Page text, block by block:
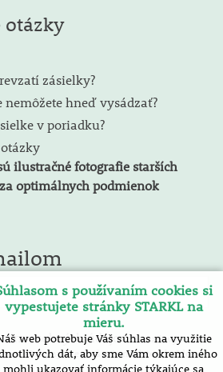
otázky
zásielky?
nemôžete hneď vysádzať?
v poriadku?
ilustračné fotografie starších
optimálnych podmienok
osobných údajov. E-mailový
Pokyny pre zrušenie nájdete v každom
s používaním cookies si
vypestujete stránky STARKL na
mieru.
web potrebuje Váš súhlas na využitie
dát, aby sme Vám okrem iného
mohli ukazovať informácie týkajúce sa